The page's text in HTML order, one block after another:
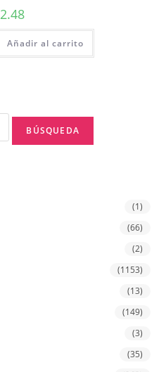
2.48
Añadir al carrito
(1)
(66)
(2)
(1153)
(13)
(149)
(3)
(35)